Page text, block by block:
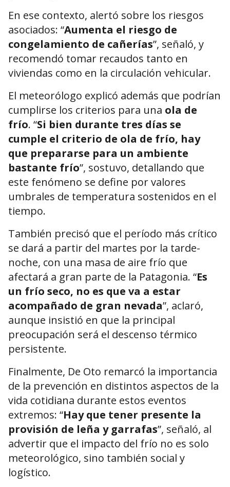
En ese contexto, alertó sobre los riesgos
asociados: “Aumenta el riesgo de
congelamiento de cañerías”, señaló, y
recomendó tomar recaudos tanto en
viviendas como en la circulación vehicular.
El meteorólogo explicó además que podrían
cumplirse los criterios para una ola de
frío. “Si bien durante tres días se
cumple el criterio de ola de frío, hay
que prepararse para un ambiente
bastante frío”, sostuvo, detallando que
este fenómeno se define por valores
umbrales de temperatura sostenidos en el
tiempo.
También precisó que el período más crítico
se dará a partir del martes por la tarde-
noche, con una masa de aire frío que
afectará a gran parte de la Patagonia. “Es
un frío seco, no es que va a estar
acompañado de gran nevada”, aclaró,
aunque insistió en que la principal
preocupación será el descenso térmico
persistente.
Finalmente, De Oto remarcó la importancia
de la prevención en distintos aspectos de la
vida cotidiana durante estos eventos
extremos: “Hay que tener presente la
provisión de leña y garrafas”, señaló, al
advertir que el impacto del frío no es solo
meteorológico, sino también social y
logístico.